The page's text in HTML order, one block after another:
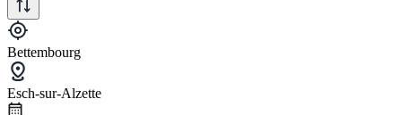
Bettembourg
Esch-sur-Alzette